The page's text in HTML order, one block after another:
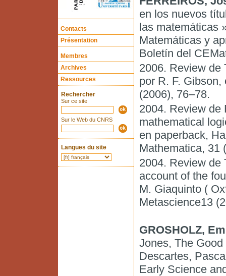
Contacts
Présentation
Membres
Archives
Ressources
Rechercher
Sur ce site
Sur le Web du CNRS
Langues du site
en los nuevos
las matemáticas
Matemáticas y
Boletín del
2006. Review de
por R. F.
(2006), 76–78.
2004. Review de
mathematical
en paperback,
Mathematica, 31
2004. Review de
account of the
M. Giaquinto (
Metascience13
GROSHOLZ,
Jones, The
Descartes,
Early Science